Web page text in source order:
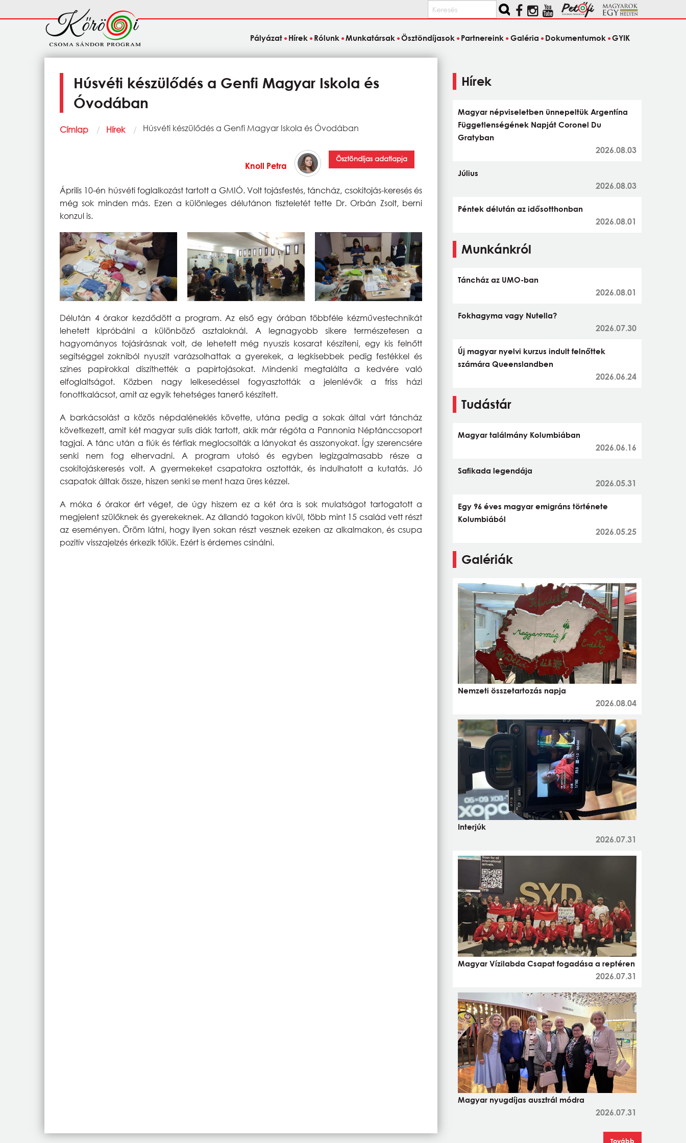
Keresés
Fő
navigáció
Pályázat Hírek Rólunk Munkatársak Ösztöndíjasok Partnereink Galéria Dokumentumok GYIK
Húsvéti készülődés a Genfi Magyar Iskola és
Óvodában
Morzsa
Címlap Hírek Current:
Húsvéti készülődés a Genfi Magyar Iskola és Óvodában
Knoll Petra
Ösztöndíjas adatlapja
Április 10-én húsvéti foglalkozást tartott a GMIÓ. Volt tojásfestés, táncház, csokitojás-keresés és
még sok minden más. Ezen a különleges délutánon tiszteletét tette Dr. Orbán Zsolt, berni
konzul is.
Délután 4 órakor kezdődött a program. Az első egy órában többféle kézművestechnikát
lehetett kipróbálni a különböző asztaloknál. A legnagyobb sikere természetesen a
hagyományos tojásírásnak volt, de lehetett még nyuszis kosarat készíteni, egy kis felnőtt
segítséggel zokniból nyuszit varázsolhattak a gyerekek, a legkisebbek pedig festékkel és
színes papírokkal díszíthették a papírtojásokat. Mindenki megtalálta a kedvére való
elfoglaltságot. Közben nagy lelkesedéssel fogyasztották a jelenlévők a friss házi
fonottkalácsot, amit az egyik tehetséges tanerő készített.
A barkácsolást a közös népdaléneklés követte, utána pedig a sokak által várt táncház
következett, amit két magyar sulis diák tartott, akik már régóta a Pannonia Néptánccsoport
tagjai. A tánc után a fiúk és férfiak meglocsolták a lányokat és asszonyokat. Így szerencsére
senki nem fog elhervadni. A program utolsó és egyben legizgalmasabb része a
csokitojáskeresés volt. A gyermekeket csapatokra osztották, és indulhatott a kutatás. Jó
csapatok álltak össze, hiszen senki se ment haza üres kézzel.
A móka 6 órakor ért véget, de úgy hiszem ez a két óra is sok mulatságot tartogatott a
megjelent szülőknek és gyerekeknek. Az állandó tagokon kívül, több mint 15 család vett részt
az eseményen. Öröm látni, hogy ilyen sokan részt vesznek ezeken az alkalmakon, és csupa
pozitív visszajelzés érkezik tőlük. Ezért is érdemes csinálni.
Hírek
Magyar népviseletben ünnepeltük Argentína
Függetlenségének Napját Coronel Du
Gratyban
2026.08.03
Július
2026.08.03
Péntek délután az idősotthonban
2026.08.01
Munkánkról
Táncház az UMO-ban
2026.08.01
Fokhagyma vagy Nutella?
2026.07.30
Új magyar nyelvi kurzus indult felnőttek
számára Queenslandben
2026.06.24
Tudástár
Magyar találmány Kolumbiában
2026.06.16
Safikada legendája
2026.05.31
Egy 96 éves magyar emigráns története
Kolumbiából
2026.05.25
Galériák
Nemzeti összetartozás napja
2026.08.04
Interjúk
2026.07.31
Magyar Vízilabda Csapat fogadása a reptéren
2026.07.31
Magyar nyugdíjas ausztrál módra
2026.07.31
Tovább